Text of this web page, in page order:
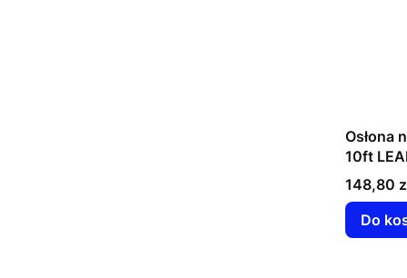
Osłona
10ft
Cena
148,80
Do